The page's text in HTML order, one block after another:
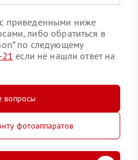
приведенными ниже
либо обратиться в
по следующему
если не нашли ответ на
фотоаппаратов